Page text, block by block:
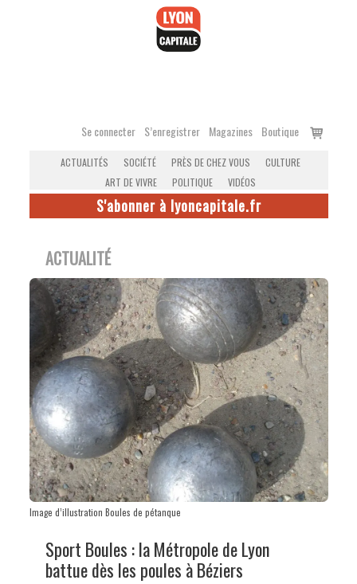
Se connecter S’enregistrer Magazines Boutique
Voir
ACTUALITÉS SOCIÉTÉ PRÈS DE CHEZ VOUS
CULTURE
ART DE VIVRE
POLITIQUE VIDÉOS
S'abonner à lyoncapitale.fr
ACTUALITÉ
Image d’illustration Boules de pétanque
Sport Boules : la Métropole de Lyon
battue dès les poules à Béziers